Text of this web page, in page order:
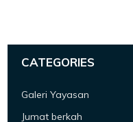
CATEGORIES
Galeri Yayasan
Jumat berkah